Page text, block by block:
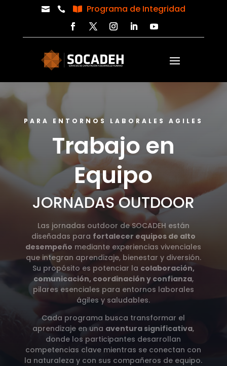
   Programa de Integridad
PARA ENTORNOS LABORALES AGILES
Trabajo en
Equipo
JORNADAS OUTDOOR
Las jornadas outdoor de SOCADEH están
diseñadas para fortalecer equipos de alto
desempeño mediante experiencias vivenciales
que integran aprendizaje, bienestar y diversión.
Su propósito es potenciar la colaboración,
comunicación, coordinación y confianza,
pilares esenciales para entornos laborales
ágiles y saludables.
Cada programa busca transformar el
aprendizaje en una aventura significativa,
donde los participantes desarrollan
competencias clave mientras se conectan con
la naturaleza y con sus compañeros de equipo.